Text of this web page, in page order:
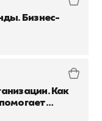
Бизнес-
Как
и развивать